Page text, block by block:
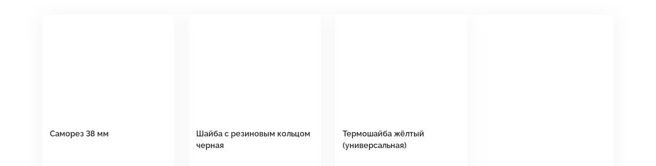
Саморез 38 мм
Шайба с резиновым кольцом
черная
Термошайба жёлтый
(универсальная)